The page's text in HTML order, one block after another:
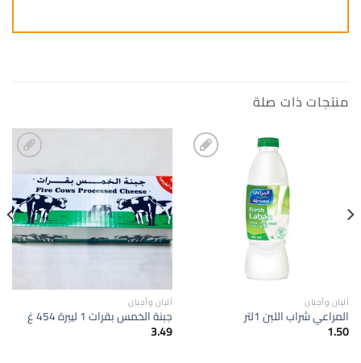
منتجات ذات صلة
ألبان وأجبان
المراعي شراب اللبن 1لتر
1.50
المفضلة
ألبان وأجبان
جبنة الخمس بقرات 1 ليبرة 454 غ
3.49